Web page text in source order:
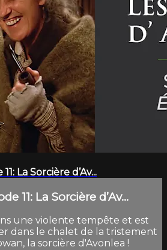
La Sorcière d’Av...
11: La Sorcière d’Av...
une violente tempête et est
dans le chalet de la tristement
la sorcière d'Avonlea !